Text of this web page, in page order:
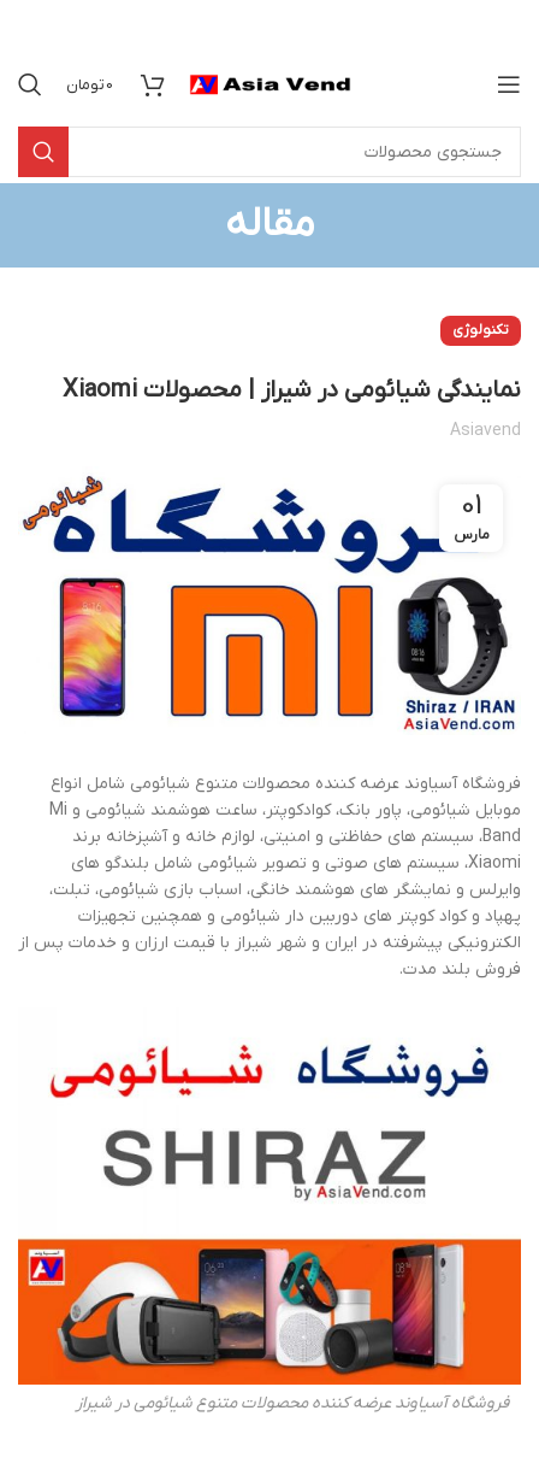
0تومان
مقاله
تکنولوژی
نمایندگی شیائومی در شیراز | محصولات Xiaomi
Asiavend
01
مارس
فروشگاه آسیاوند عرضه کننده محصولات متنوع شیائومی شامل انواع
موبایل شیائومی، پاور بانک، کوادکوپتر، ساعت هوشمند شیائومی و Mi
Band، سیستم های حفاظتی و امنیتی، لوازم خانه و آشپزخانه برند
Xiaomi، سیستم های صوتی و تصویر شیائومی شامل بلندگو های
وایرلس و نمایشگر های هوشمند خانگی، اسباب بازی شیائومی، تبلت،
پهپاد و کواد کوپتر های دوربین دار شیائومی و همچنین تجهیزات
الکترونیکی پیشرفته در ایران و شهر شیراز با قیمت ارزان و خدمات پس از
فروش بلند مدت.
فروشگاه آسیاوند عرضه کننده محصولات متنوع شیائومی در شیراز